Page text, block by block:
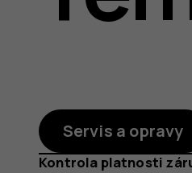
jsou
Servis a opravy
Kontrola platnosti